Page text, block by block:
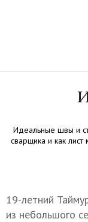
Идеальные швы и
сварщика и как лист
19-летний
из небольшого